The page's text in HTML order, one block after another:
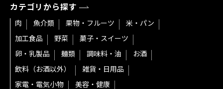
カテゴリから探す
肉 魚介類 果物・フルーツ
米・パン
加工食品
野菜
菓子・スイーツ
卵・乳製品
麺類 調味料・油
お酒
飲料（お酒以外）
雑貨・日用品
家電・電気小物
美容・健康